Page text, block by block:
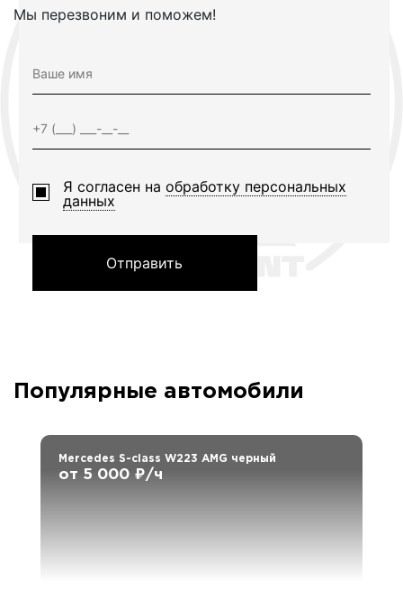
Мы перезвоним и поможем!
Я согласен на обработку персональных
данных
Отправить
Популярные автомобили
Mercedes S-class W223 AMG черный
от 5 000 ₽/ч